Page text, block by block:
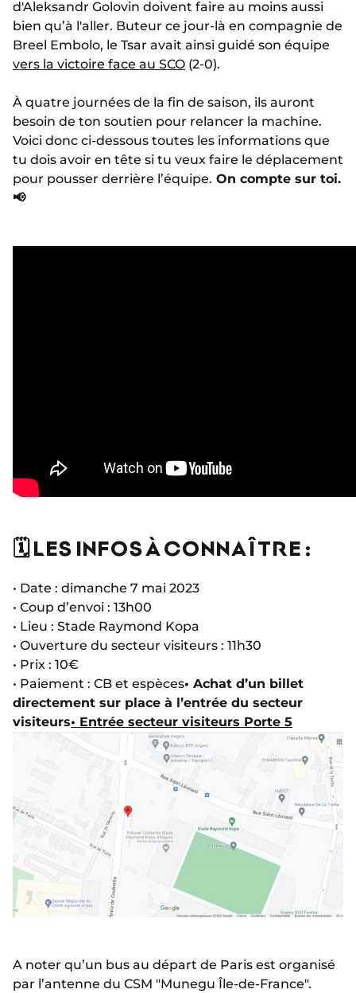
d'Aleksandr Golovin doivent faire au moins aussi
bien qu’à l'aller. Buteur ce jour-là en compagnie de
Breel Embolo, le Tsar avait ainsi guidé son équipe
vers la victoire face au SCO (2-0).
À quatre journées de la fin de saison, ils auront
besoin de ton soutien pour relancer la machine.
Voici donc ci-dessous toutes les informations que
tu dois avoir en tête si tu veux faire le déplacement
pour pousser derrière l’équipe. On compte sur toi.
📢
🗓 LES INFOS À CONNAÎTRE :
• Date : dimanche 7 mai 2023
• Coup d’envoi : 13h00
• Lieu : Stade Raymond Kopa
• Ouverture du secteur visiteurs : 11h30
• Prix : 10€
• Paiement : CB et espèces• Achat d’un billet
directement sur place à l’entrée du secteur
visiteurs• Entrée secteur visiteurs Porte 5
A noter qu’un bus au départ de Paris est organisé
par l’antenne du CSM "Munegu Île-de-France".